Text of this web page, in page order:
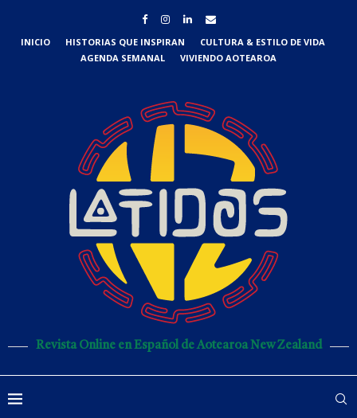
INICIO HISTORIAS QUE INSPIRAN
CULTURA & ESTILO DE VIDA
AGENDA SEMANAL
VIVIENDO AOTEAROA
Revista Online en Español de Aotearoa New Zealand